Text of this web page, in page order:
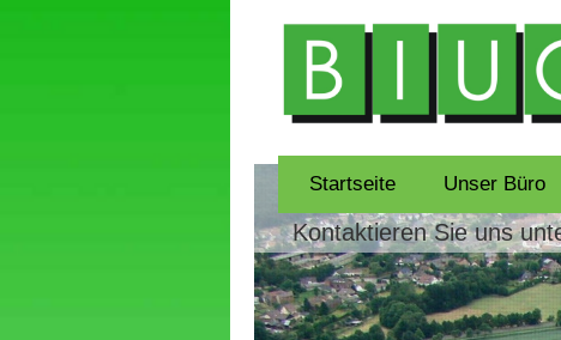
Startseite Unser Büro
Kontaktieren Sie uns